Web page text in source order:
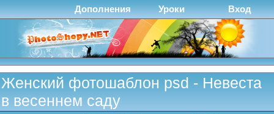
Дополнения Уроки Вход
Женский фотошаблон psd - Невеста
в весеннем саду